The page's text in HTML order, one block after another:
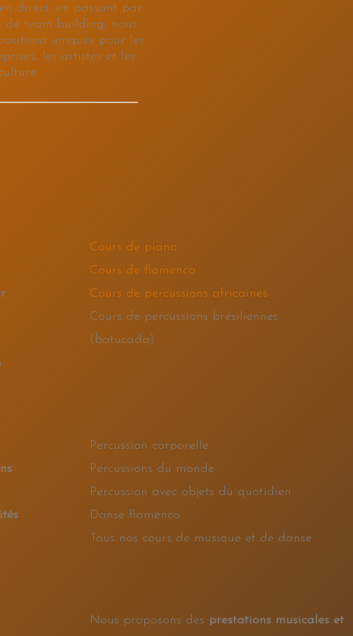
direct, en passant par
de team building, nous
uniques pour les
les artistes et les
Cours de piano
Cours de flamenco
Cours de percussions africaines
Cours de percussions brésiliennes
(batucada)
Percussion corporelle
Percussions du monde
Percussion avec objets du quotidien
Danse flamenco
Tous nos cours de musique et de danse
Nous proposons des prestations musicales et